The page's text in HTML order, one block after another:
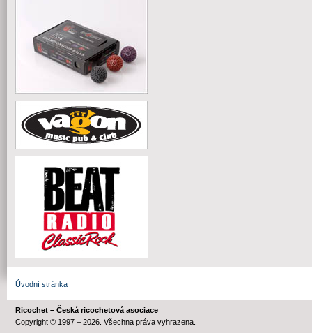
Úvodní stránka
Ricochet – Česká ricochetová asociace
Copyright © 1997 – 2026. Všechna práva vyhrazena.